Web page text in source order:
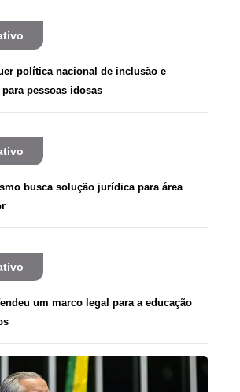
política nacional de inclusão e
pessoas idosas
busca solução jurídica para área
um marco legal para a educação